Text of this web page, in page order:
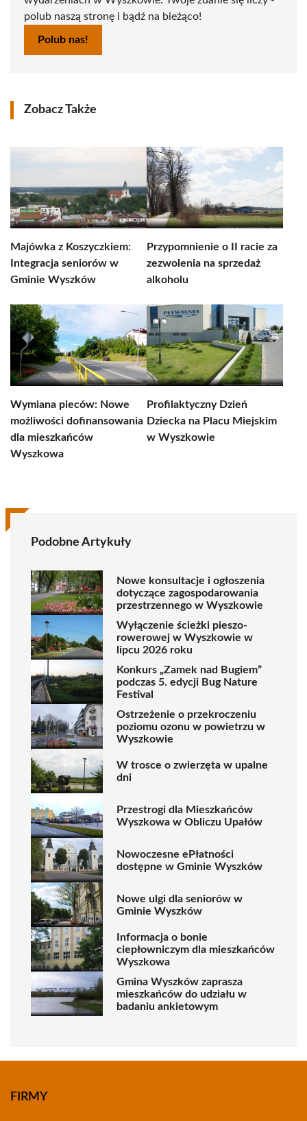
polub naszą stronę i bądź na bieżąco!
Polub nas!
Zobacz Także
Majówka z Koszyczkiem:
Integracja seniorów w
Gminie Wyszków
Przypomnienie o II racie za
zezwolenia na sprzedaż
alkoholu
Wymiana pieców: Nowe
możliwości dofinansowania
dla mieszkańców
Wyszkowa
Profilaktyczny Dzień
Dziecka na Placu Miejskim
w Wyszkowie
Podobne Artykuły
Nowe konsultacje i ogłoszenia
dotyczące zagospodarowania
przestrzennego w Wyszkowie
Wyłączenie ścieżki pieszo-
rowerowej w Wyszkowie w
lipcu 2026 roku
Konkurs „Zamek nad Bugiem”
podczas 5. edycji Bug Nature
Festival
Ostrzeżenie o przekroczeniu
poziomu ozonu w powietrzu w
Wyszkowie
W trosce o zwierzęta w upalne
dni
Przestrogi dla Mieszkańców
Wyszkowa w Obliczu Upałów
Nowoczesne ePłatności
dostępne w Gminie Wyszków
Nowe ulgi dla seniorów w
Gminie Wyszków
Informacja o bonie
ciepłowniczym dla mieszkańców
Wyszkowa
Gmina Wyszków zaprasza
mieszkańców do udziału w
badaniu ankietowym
FIRMY